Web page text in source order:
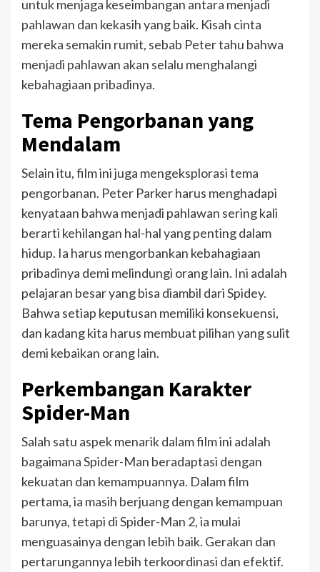
untuk menjaga keseimbangan antara menjadi
pahlawan dan kekasih yang baik. Kisah cinta
mereka semakin rumit, sebab Peter tahu bahwa
menjadi pahlawan akan selalu menghalangi
kebahagiaan pribadinya.
Tema Pengorbanan yang
Mendalam
Selain itu, film ini juga mengeksplorasi tema
pengorbanan. Peter Parker harus menghadapi
kenyataan bahwa menjadi pahlawan sering kali
berarti kehilangan hal-hal yang penting dalam
hidup. Ia harus mengorbankan kebahagiaan
pribadinya demi melindungi orang lain. Ini adalah
pelajaran besar yang bisa diambil dari Spidey.
Bahwa setiap keputusan memiliki konsekuensi,
dan kadang kita harus membuat pilihan yang sulit
demi kebaikan orang lain.
Perkembangan Karakter
Spider-Man
Salah satu aspek menarik dalam film ini adalah
bagaimana Spider-Man beradaptasi dengan
kekuatan dan kemampuannya. Dalam film
pertama, ia masih berjuang dengan kemampuan
barunya, tetapi di Spider-Man 2, ia mulai
menguasainya dengan lebih baik. Gerakan dan
pertarungannya lebih terkoordinasi dan efektif.